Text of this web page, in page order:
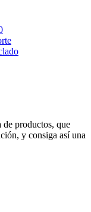
de productos, que
y consiga así una